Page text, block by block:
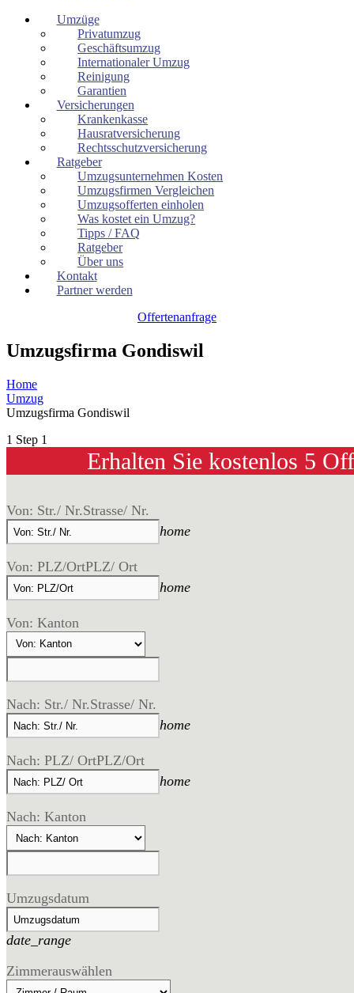
Umzüge
Privatumzug
Geschäftsumzug
Internationaler Umzug
Reinigung
Garantien
Versicherungen
Krankenkasse
Hausratversicherung
Rechtsschutzversicherung
Ratgeber
Umzugsunternehmen Kosten
Umzugsfirmen Vergleichen
Umzugsofferten einholen
Was kostet ein Umzug?
Tipps / FAQ
Ratgeber
Über uns
Kontakt
Partner werden
Offertenanfrage
Umzugsfirma Gondiswil
Home
Umzug
Umzugsfirma Gondiswil
1 Step 1
Erhalten Sie kostenlos 5
Von: Str./ Nr.Strasse/ Nr.
home
Von: PLZ/OrtPLZ/ Ort
home
Von: Kanton
Nach: Str./ Nr.Strasse/ Nr.
home
Nach: PLZ/ OrtPLZ/Ort
home
Nach: Kanton
Umzugsdatum
date_range
Zimmerauswählen